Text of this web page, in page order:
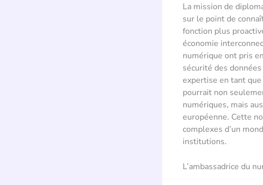
La mission de
sur le point de
fonction plus
économie
numérique ont pris
sécurité des
expertise en tant
pourrait non
numériques, mais
européenne. Cette
complexes d’un
institutions.
L’ambassadrice du